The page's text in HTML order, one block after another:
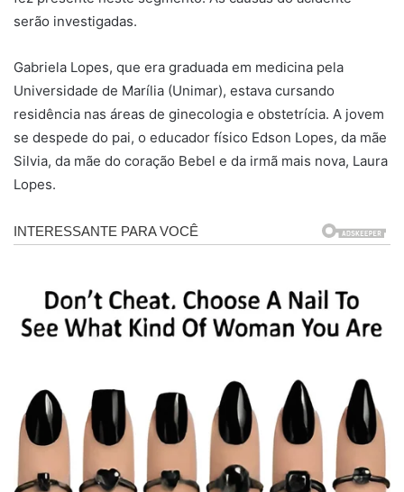
serão investigadas.
Gabriela Lopes, que era graduada em medicina pela
Universidade de Marília (Unimar), estava cursando
residência nas áreas de ginecologia e obstetrícia. A jovem
se despede do pai, o educador físico Edson Lopes, da mãe
Silvia, da mãe do coração Bebel e da irmã mais nova, Laura
Lopes.